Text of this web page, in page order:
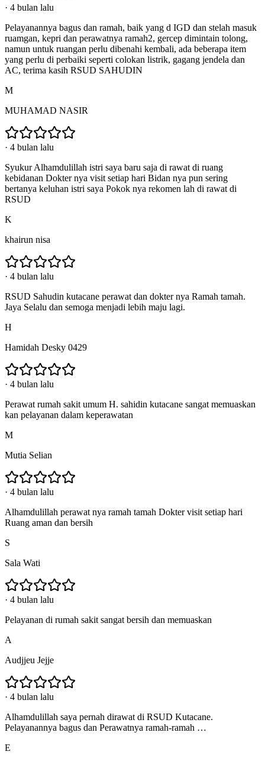
· 4 bulan lalu
Pelayanannya bagus dan ramah, baik yang d IGD dan stelah masuk
ruamgan, kepri dan perawatnya ramah2, gercep dimintain tolong,
namun untuk ruangan perlu dibenahi kembali, ada beberapa item
yang perlu di perbaiki seperti colokan listrik, gagang jendela dan
AC, terima kasih RSUD SAHUDIN
M
MUHAMAD NASIR
· 4 bulan lalu
Syukur Alhamdulillah istri saya baru saja di rawat di ruang
kebidanan Dokter nya visit setiap hari Bidan nya pun sering
bertanya keluhan istri saya Pokok nya rekomen lah di rawat di
RSUD
K
khairun nisa
· 4 bulan lalu
RSUD Sahudin kutacane perawat dan dokter nya Ramah tamah.
Jaya Selalu dan semoga menjadi lebih maju lagi.
H
Hamidah Desky 0429
· 4 bulan lalu
Perawat rumah sakit umum H. sahidin kutacane sangat memuaskan
kan pelayanan dalam keperawatan
M
Mutia Selian
· 4 bulan lalu
Alhamdulillah perawat nya ramah tamah Dokter visit setiap hari
Ruang aman dan bersih
S
Sala Wati
· 4 bulan lalu
Pelayanan di rumah sakit sangat bersih dan memuaskan
A
Audjjeu Jejje
· 4 bulan lalu
Alhamdulillah saya pernah dirawat di RSUD Kutacane.
Pelayanannya bagus dan Perawatnya ramah-ramah …
E